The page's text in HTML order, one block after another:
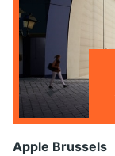
Apple Brussels